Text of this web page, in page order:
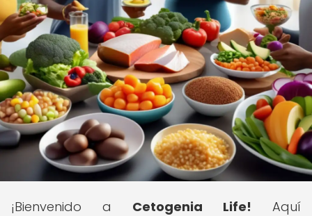
¡Bienvenido a Cetogenia Life! Aquí